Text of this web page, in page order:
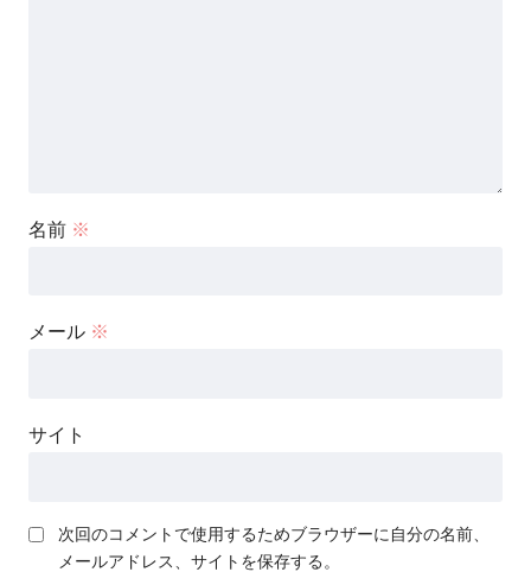
名前 ※
メール ※
サイト
次回のコメントで使用するためブラウザーに自分の名前、
メールアドレス、サイトを保存する。